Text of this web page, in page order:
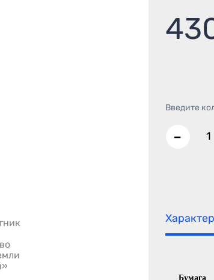
Введите
-
Бумага